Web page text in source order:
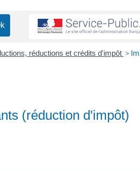
réductions et crédits d'impôt >
(réduction d'impôt)